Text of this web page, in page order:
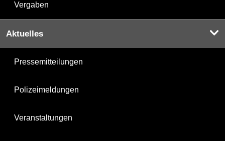
Vergaben
Aktuelles
Pressemitteilungen
Polizeimeldungen
Veranstaltungen